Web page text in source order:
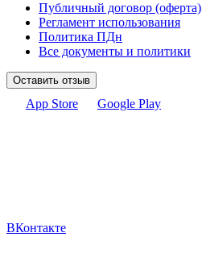
Публичный договор (оферта)
Регламент использования
Политика ПДн
Все документы и политики
Оставить отзыв
App Store Google Play
ВКонтакте